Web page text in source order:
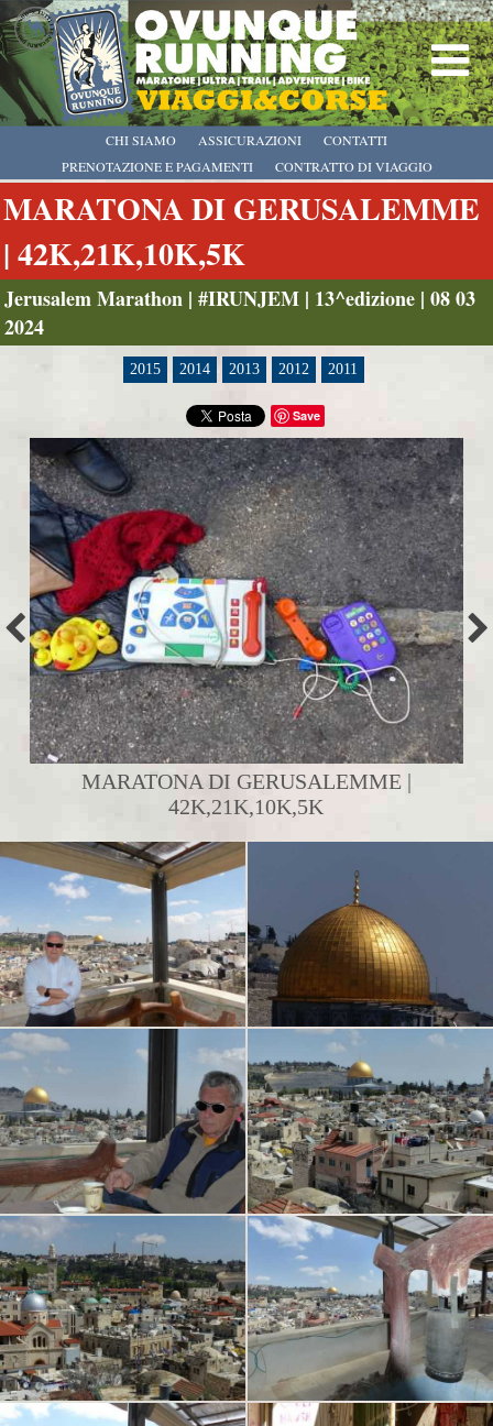
CHI SIAMO
PRENOTAZIONE E PAGAMENTI
CONTRATTO DI VIAGGIO
ASSICURAZIONI CONTATTI
MARATONA DI GERUSALEMME
| 42K,21K,10K,5K
Jerusalem Marathon | #IRUNJEM | 13^edizione | 08 03
2024
2015 2014 2013 2012 2011
Save
MARATONA DI GERUSALEMME |
42K,21K,10K,5K